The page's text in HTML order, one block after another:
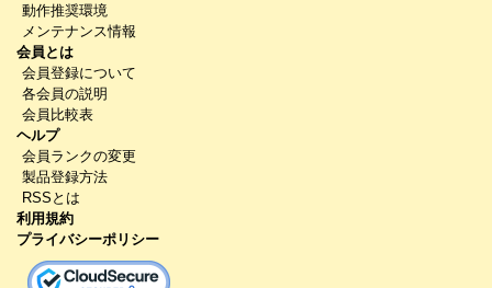
動作推奨環境
メンテナンス情報
会員とは
会員登録について
各会員の説明
会員比較表
ヘルプ
会員ランクの変更
製品登録方法
RSSとは
利用規約
プライバシーポリシー